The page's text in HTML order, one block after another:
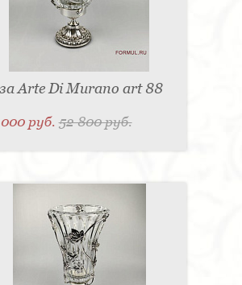
Arte Di Murano art 88
руб.52 800 руб.